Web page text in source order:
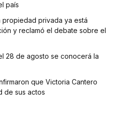
país
propiedad privada ya está
y reclamó el debate sobre el
28 de agosto se conocerá la
que Victoria Cantero
de sus actos